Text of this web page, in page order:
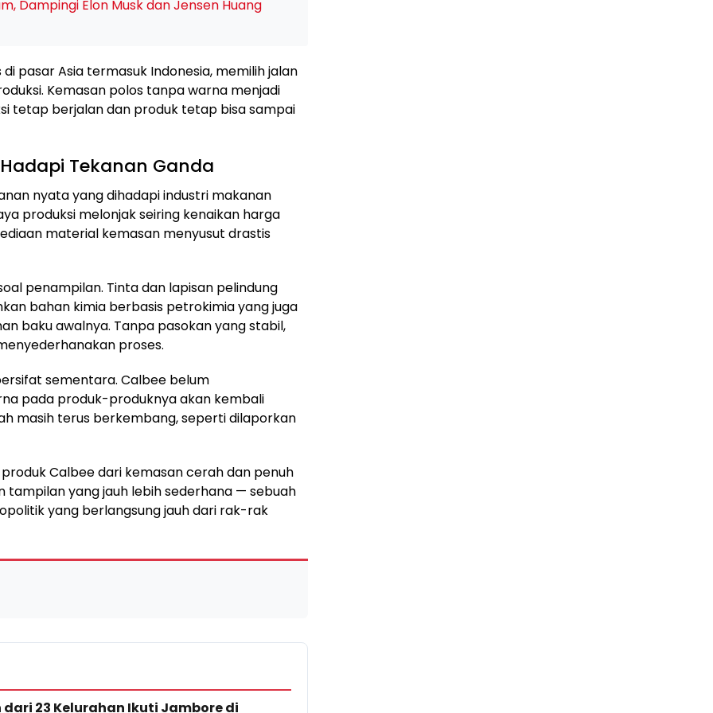
Dampingi Elon Musk dan Jensen Huang
pasar Asia termasuk Indonesia, memilih jalan
Kemasan polos tanpa warna menjadi
tetap berjalan dan produk tetap bisa sampai
Tekanan Ganda
nyata yang dihadapi industri makanan
produksi melonjak seiring kenaikan harga
material kemasan menyusut drastis
penampilan. Tinta dan lapisan pelindung
bahan kimia berbasis petrokimia yang juga
baku awalnya. Tanpa pasokan yang stabil,
proses.
sementara. Calbee belum
pada produk-produknya akan kembali
masih terus berkembang, seperti dilaporkan
Calbee dari kemasan cerah dan penuh
tampilan yang jauh lebih sederhana — sebuah
yang berlangsung jauh dari rak-rak
23 Kelurahan Ikuti Jambore di